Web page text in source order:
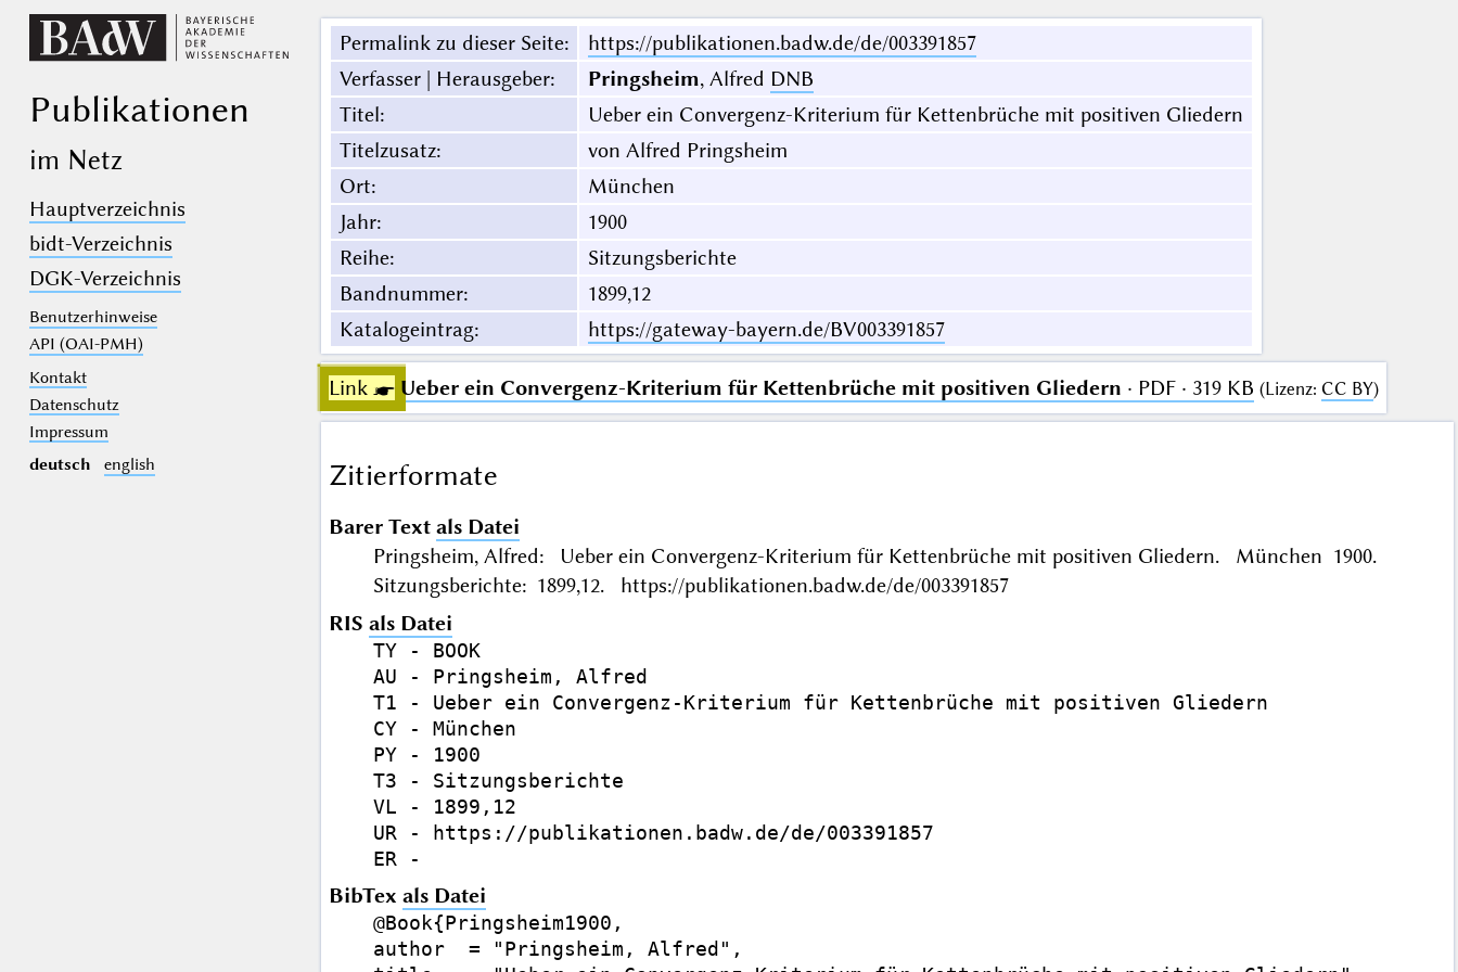
Publikationen
im Netz
Hauptverzeichnis
bidt-Verzeichnis
DGK-Verzeichnis
Benutzerhinweise
API (OAI-PMH)
Kontakt
Datenschutz
Impressum
deutsch
english
Permalink zu dieser Seite:
https://publikationen.badw.de/de/003391857
Verfasser | Herausgeber: Pringsheim, Alfred DNB
Titel:
Ueber ein Convergenz-Kriterium für Kettenbrüche mit positiven Gliedern
Titelzusatz:
von Alfred Pringsheim
Ort:
München
Jahr:
1900
Reihe:
Sitzungsberichte
Bandnummer:
1899,12
Katalogeintrag: https://gateway-bayern.de/BV003391857
Link ☛ Ueber ein Convergenz-Kriterium für Kettenbrüche mit positiven Gliedern · PDF · 319 KB (Lizenz: CC BY)
Zitierformate
Barer Text als Datei
Pringsheim, Alfred: Ueber ein Convergenz-Kriterium für Kettenbrüche mit positiven Gliedern. München 1900.
Sitzungsberichte: 1899,12. https://publikationen.badw.de/de/003391857
RIS als Datei
TY - BOOK
AU - Pringsheim, Alfred
T1 - Ueber ein Convergenz-Kriterium für Kettenbrüche mit positiven Gliedern
CY - München
PY - 1900
T3 - Sitzungsberichte
VL - 1899,12
UR - https://publikationen.badw.de/de/003391857
BibTex als Datei
@Book{Pringsheim1900,
author  = "Pringsheim, Alfred",